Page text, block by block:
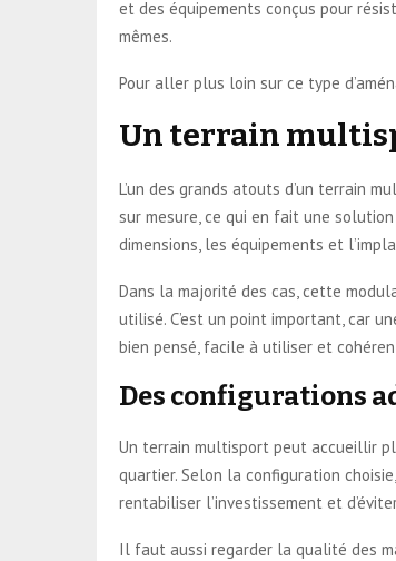
et des équipements conçus pour
mêmes.
Pour aller plus loin sur ce type
Un terrain
L’un des grands atouts d’un terrain
sur mesure, ce qui en fait une
dimensions, les équipements et
Dans la majorité des cas, cette
utilisé. C’est un point important, car
bien pensé, facile à utiliser et
Des configurations
Un terrain multisport peut accueillir
quartier. Selon la configuration
rentabiliser l’investissement et
Il faut aussi regarder la qualité des